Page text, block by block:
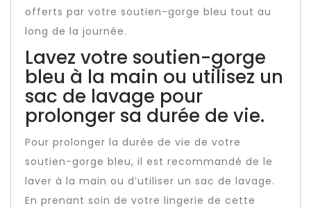
offerts par votre soutien-gorge bleu tout au
long de la journée.
Lavez votre soutien-gorge
bleu à la main ou utilisez un
sac de lavage pour
prolonger sa durée de vie.
Pour prolonger la durée de vie de votre
soutien-gorge bleu, il est recommandé de le
laver à la main ou d’utiliser un sac de lavage.
En prenant soin de votre lingerie de cette